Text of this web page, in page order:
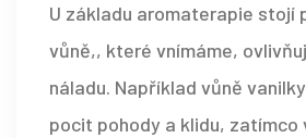
U základu aromaterapie stojí
vůně,, které vnímáme,
náladu. Například vůně
pocit pohody a klidu, zatímco